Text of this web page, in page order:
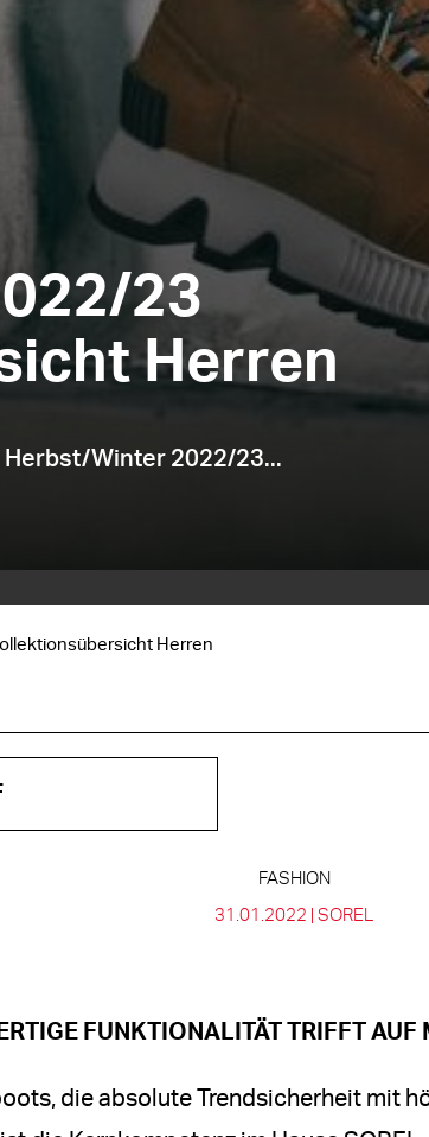
23
Herren
Herbst/Winter 2022/23...
Herren
FASHION
31.01.2022 | SOREL
FUNKTIONALITÄT TRIFFT AUF
die absolute Trendsicherheit mit